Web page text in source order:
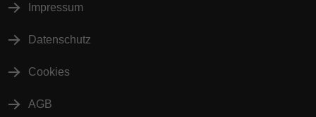
Impressum
Datenschutz
Cookies
AGB